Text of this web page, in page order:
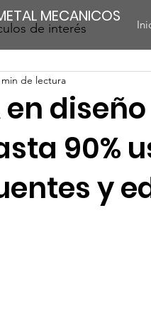
MECANICOS
de interés
en
90%
y
min de lectura